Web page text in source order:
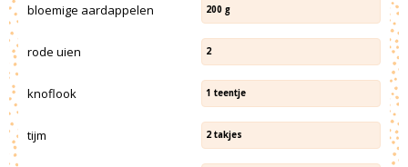
bloemige aardappelen 200 g
rode uien 2
knoflook 1 teentje
tijm 2 takjes